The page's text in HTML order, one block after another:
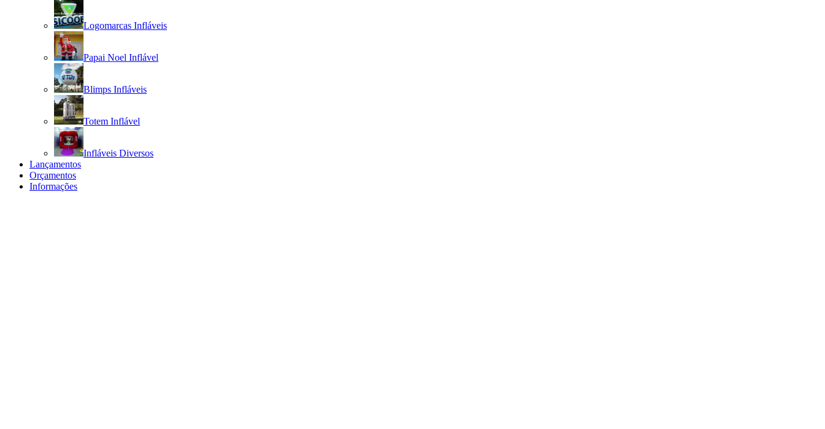
Logomarcas Infláveis
Papai Noel Inflável
Blimps Infláveis
Totem Inflável
Infláveis Diversos
Lançamentos
Orçamentos
Informações